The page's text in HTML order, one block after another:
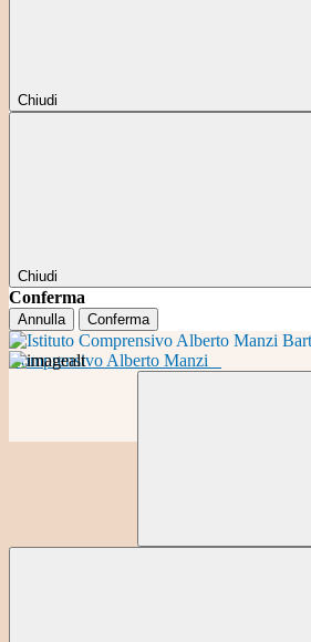
Chiudi
Chiudi
Conferma
Annulla Conferma
Comprensivo Alberto Manzi